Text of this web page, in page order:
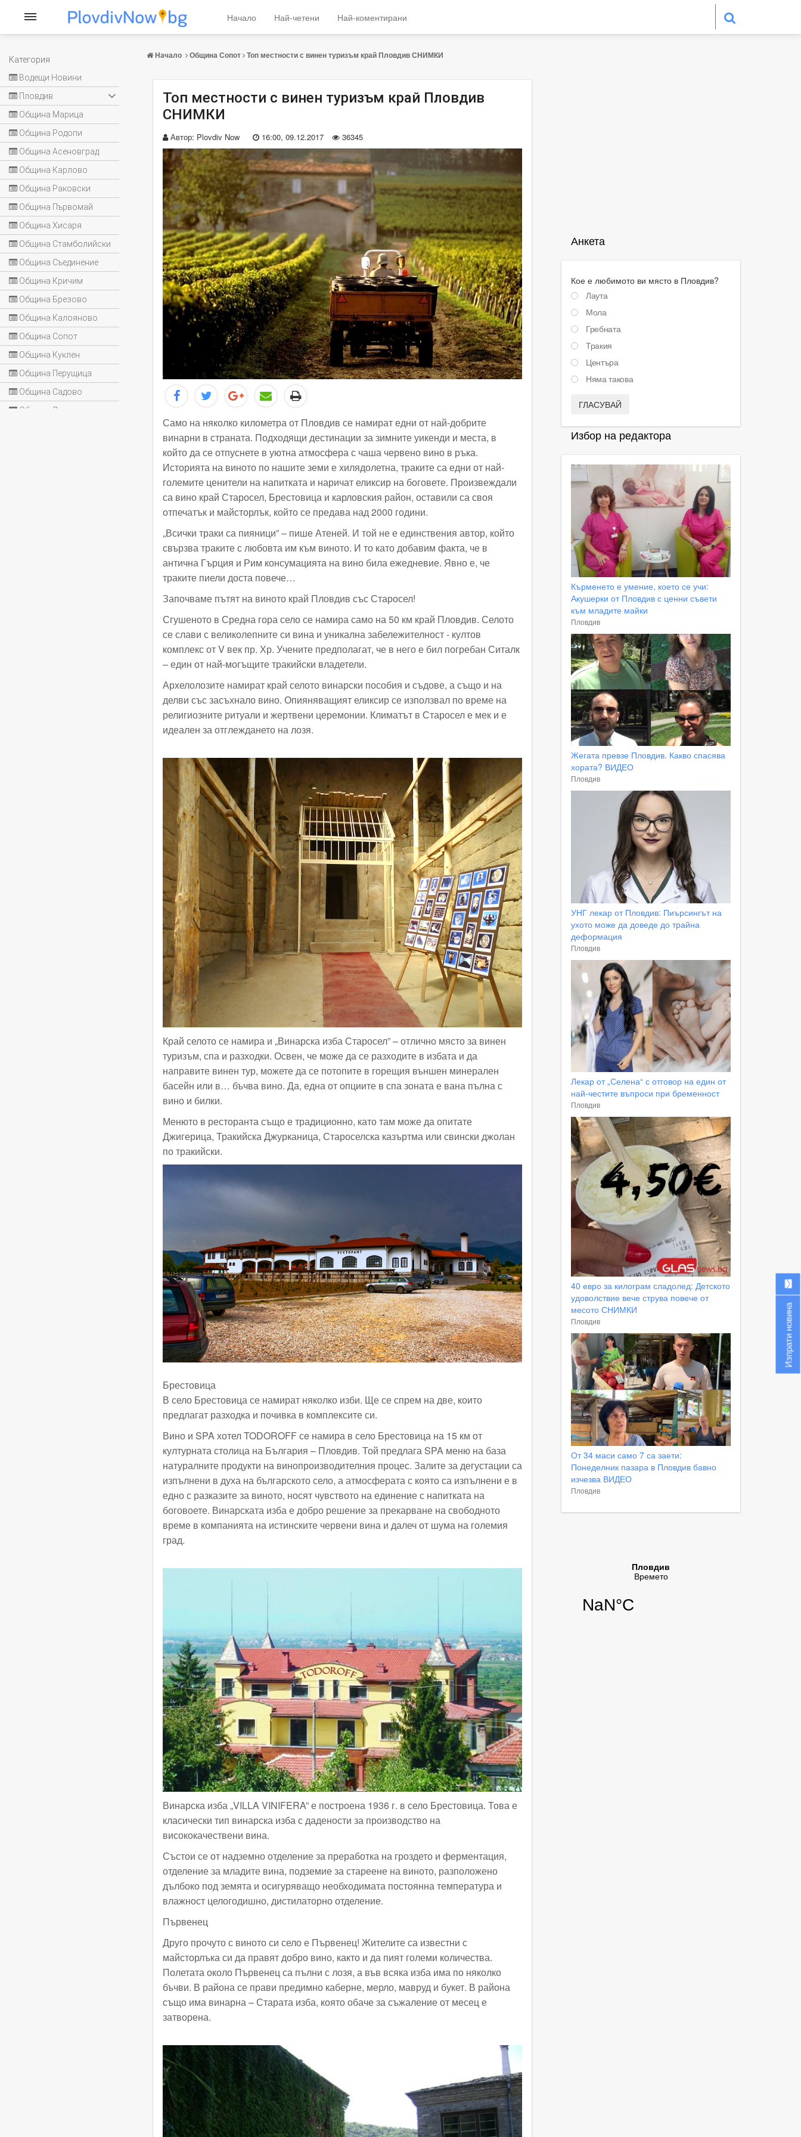
Категория
Водещи Новини
Пловдив
Община Марица
Община Родопи
Община Асеновград
Община Карлово
Община Раковски
Община Първомай
Община Хисаря
Община Стамболийски
Община Съединение
Община Кричим
Община Брезово
Община Калояново
Община Сопот
Община Куклен
Община Перущица
Община Садово
Община Лъки
Начало Най-четени Най-коментирани
Начало Община Сопот Топ местности с винен туризъм край Пловдив СНИМКИ
Топ местности с винен туризъм край Пловдив
СНИМКИ
Автор: Plovdiv Now 16:00, 09.12.2017 36345
Само на няколко километра от Пловдив се намират едни от най-добрите
винарни в страната. Подходящи дестинации за зимните уикенди и места, в
който да се отпуснете в уютна атмосфера с чаша червено вино в ръка.
Историята на виното по нашите земи е хилядолетна, траките са едни от най-
големите ценители на напитката и наричат еликсир на боговете. Произвеждали
са вино край Старосел, Брестовица и карловския район, оставили са своя
отпечатък и майсторлък, който се предава над 2000 години.
„Всички траки са пияници” – пише Атеней. И той не е единствения автор, който
свързва траките с любовта им към виното. И то като добавим факта, че в
антична Гърция и Рим консумацията на вино била ежедневие. Явно е, че
траките пиели доста повече…
Започваме пътят на виното край Пловдив със Старосел!
Сгушеното в Средна гора село се намира само на 50 км край Пловдив. Селото
се слави с великолепните си вина и уникална забележителност - култов
комплекс от V век пр. Хр. Учените предполагат, че в него е бил погребан Ситалк
– един от най-могъщите тракийски владетели.
Архелолозите намират край селото винарски пособия и съдове, а също и на
делви със засъхнало вино. Опияняващият еликсир се използвал по време на
религиозните ритуали и жертвени церемонии. Климатът в Старосел е мек и е
идеален за отглеждането на лозя.
Край селото се намира и „Винарска изба Старосел” – отлично място за винен
туризъм, спа и разходки. Освен, че може да се разходите в избата и да
направите винен тур, можете да се потопите в горещия външен минерален
басейн или в… бъчва вино. Да, една от опциите в спа зоната е вана пълна с
вино и билки.
Менюто в ресторанта също е традиционно, като там може да опитате
Джигерица, Тракийска Джурканица, Староселска казъртма или свински джолан
по тракийски.
Брестовица
В село Брестовица се намират няколко изби. Ще се спрем на две, които
предлагат разходка и почивка в комплексите си.
Вино и SPA хотел TODOROFF сe намира в село Брестовица на 15 км от
културната столица на България – Пловдив. Той предлага SPA меню на база
натуралните продукти на винопроизводителния процес. Залите за дегустации са
изпълнени в духа на българското село, а атмосферата с която са изпълнени е в
едно с разказите за виното, носят чувството на единение с напитката на
боговоете. Винарската изба е добро решение за прекарване на свободното
време в компанията на истинските червени вина и далеч от шума на големия
град.
Винарска изба „VILLA VINIFERA” е построена 1936 г. в село Брестовица. Това е
класически тип винарска изба с дадености за производство на
висококачествени вина.
Състои се от надземно отделение за преработка на гроздето и ферментация,
отделение за младите вина, подземие за стареене на виното, разположено
дълбоко под земята и осигуряващо необходимата постоянна температура и
влажност целогодишно, дистилаторно отделение.
Първенец
Друго прочуто с виното си село е Първенец! Жителите са известни с
майсторлъка си да правят добро вино, както и да пият големи количества.
Полетата около Първенец са пълни с лозя, а във всяка изба има по няколко
бъчви. В района се прави предимно каберне, мерло, мавруд и букет. В района
също има винарна – Старата изба, която обаче за съжаление от месец е
затворена.
Анкета
Кое е любимото ви място в Пловдив?
Лаута
Мола
Гребната
Тракия
Центъра
Няма такова
ГЛАСУВАЙ
Избор на редактора
Кърменето е умение, което се учи:
Акушерки от Пловдив с ценни съвети
към младите майки
Пловдив
Жегата превзе Пловдив. Какво спасява
хората? ВИДЕО
Пловдив
УНГ лекар от Пловдив: Пиърсингът на
ухото може да доведе до трайна
деформация
Пловдив
Лекар от „Селена“ с отговор на един от
най-честите въпроси при бременност
Пловдив
40 евро за килограм сладолед: Детското
удоволствие вече струва повече от
месото СНИМКИ
Пловдив
От 34 маси само 7 са заети:
Понеделник пазара в Пловдив бавно
изчезва ВИДЕО
Пловдив
Изпрати новина